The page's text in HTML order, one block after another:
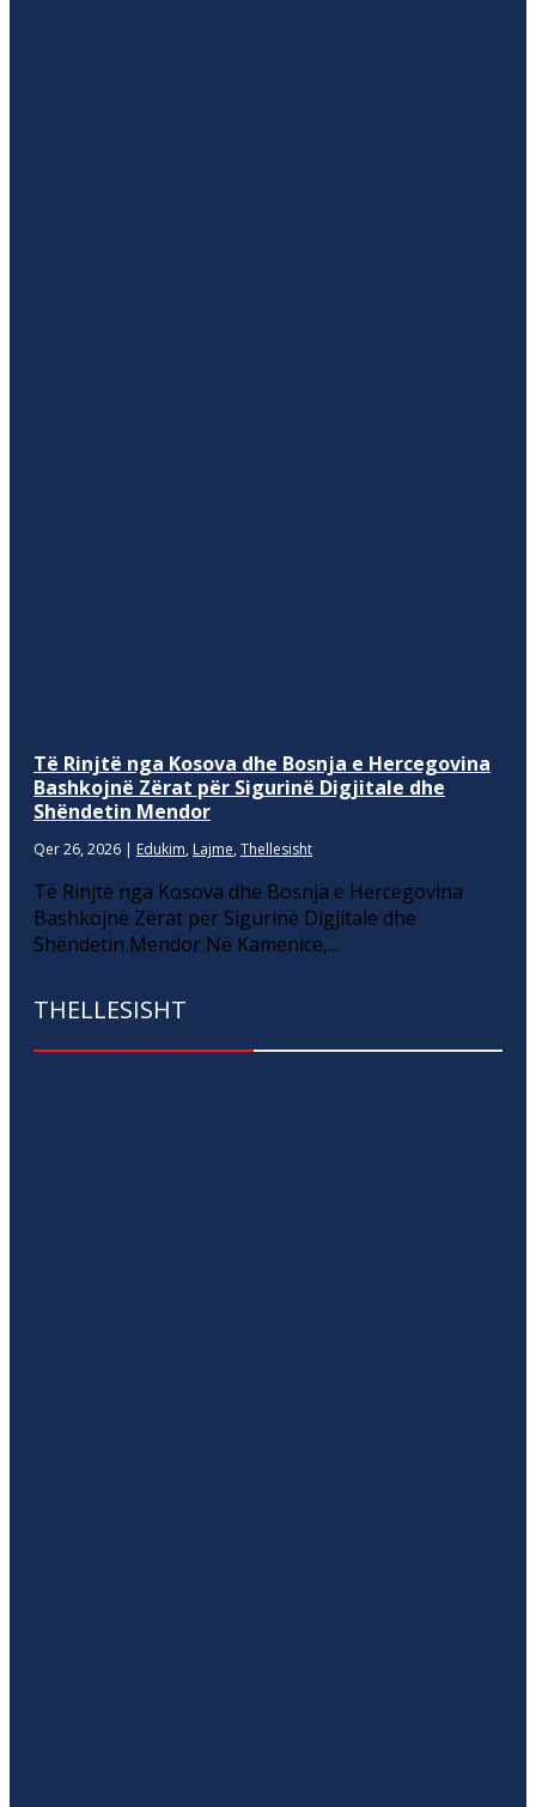
Të Rinjtë nga Kosova dhe Bosnja e Hercegovina
Bashkojnë Zërat për Sigurinë Digjitale dhe
Shëndetin Mendor
Qer 26, 2026 | Edukim, Lajme, Thellesisht
Të Rinjtë nga Kosova dhe Bosnja e Hercegovina
Bashkojnë Zërat për Sigurinë Digjitale dhe
Shëndetin Mendor Në Kamenicë,...
THELLESISHT